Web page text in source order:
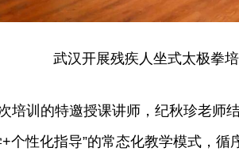
武汉开展残疾人坐式太极拳
培训的特邀授课讲师，纪秋珍老师
+个性化指导”的常态化教学模式，